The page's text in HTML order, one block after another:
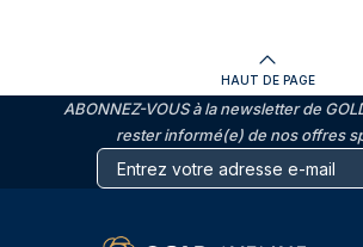
HAUT DE PAGE
ABONNEZ-VOUS à la newsletter de
rester informé(e) de nos offres